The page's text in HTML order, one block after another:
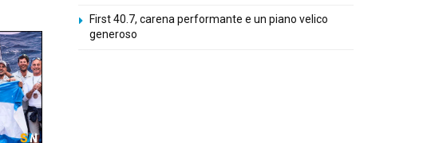
First 40.7, carena performante e un piano velico
generoso